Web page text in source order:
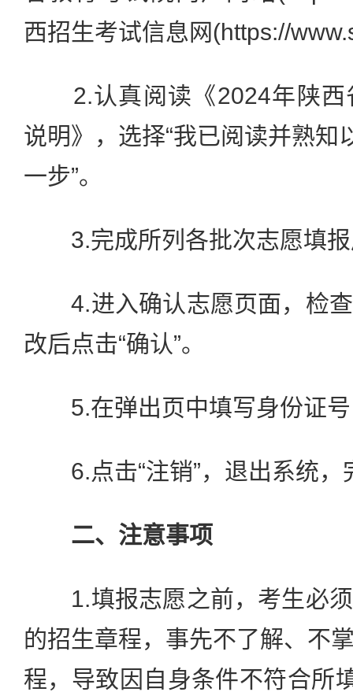
西招生考试信息网(https://
2.认真阅读《2024年陕西
说明》，选择“我已阅读并熟知
一步”。
3.完成所列各批次志愿填报
4.进入确认志愿页面，检查
改后点击“确认”。
5.在弹出页中填写身份证号
6.点击“注销”，退出系统，
二、注意事项
1.填报志愿之前，考生必须
的招生章程，事先不了解、不
程，导致因自身条件不符合所